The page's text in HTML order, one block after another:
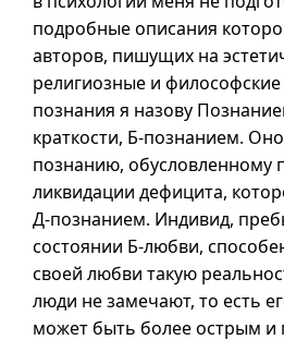
подробные описания
авторов, пишущих на
религиозные и
познания я назову
краткости, Б-познанием.
познанию, обусловленному
ликвидации дефицита,
Д-познанием. Индивид,
состоянии Б-любви,
своей любви такую
люди не замечают, то есть
может быть более острым и